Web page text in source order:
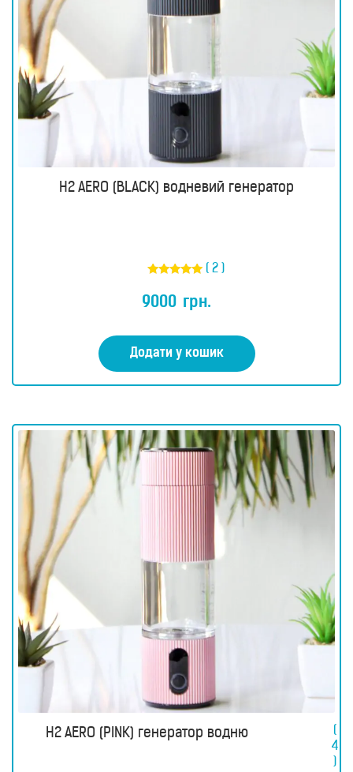
H2 AERO (BLACK) водневий генератор
5.00
з 5
( 2 )
9000 грн.
Додати у кошик
H2 AERO (PINK) генератор водню
(
4
)